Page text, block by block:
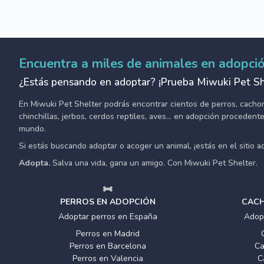
Encuentra a miles de animales en
¿Estás pensando en adoptar? ¡Prueba Miwuki Pet
En Miwuki Pet Shelter podrás encontrar cientos de perros,
chinchillas, jerbos, cerdos reptiles, aves... en adopción
mundo.
Si estás buscando adoptar o acoger un animal, ¡estás en el sitio
Adopta. Salva una vida, gana un amigo. Con Miwuki Pet Shelter.
PERROS EN ADOPCIÓN
Adoptar perros en España
Perros en Madrid
Perros en Barcelona
Perros en Valencia